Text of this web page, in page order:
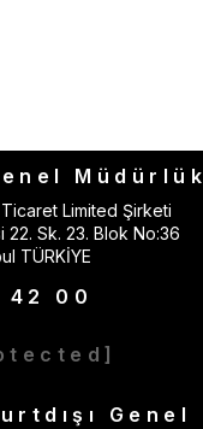
Müdürlük
Limited Şirketi
22. Sk. 23. Blok No:36
TÜRKİYE
42 00
Genel